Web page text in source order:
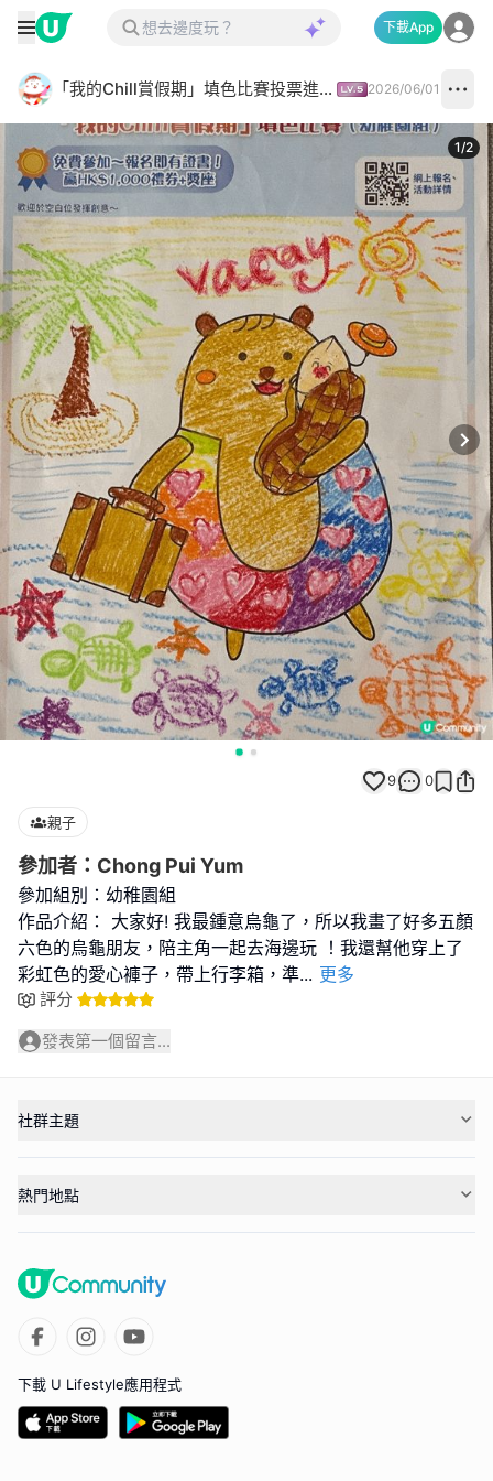
下載App
「我的Chill賞假期」填色比賽投票進行中✅ 2026/06/01
1/2
9 0
親子
參加者：Chong Pui Yum
參加組別：幼稚園組
作品介紹： 大家好! 我最鍾意烏龜了，所以我畫了好多五顏
六色的烏龜朋友，陪主角一起去海邊玩 ！我還幫他穿上了
彩虹色的愛心褲子，帶上行李箱，準... 更多
評分
發表第一個留言...
社群主題
熱門地點
下載 U Lifestyle應用程式